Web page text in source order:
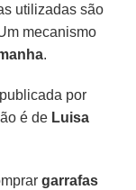
utilizadas são
mecanismo
.
por
é de Luisa
garrafas